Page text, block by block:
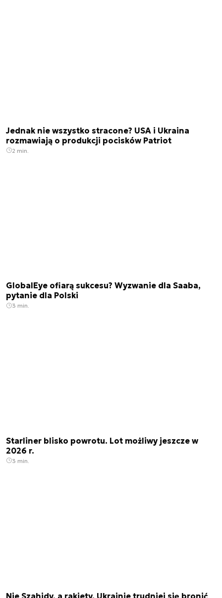
Jednak nie wszystko stracone? USA i Ukraina
rozmawiają o produkcji pocisków Patriot
2 min.
GlobalEye ofiarą sukcesu? Wyzwanie dla Saaba,
pytanie dla Polski
3 min.
Starliner blisko powrotu. Lot możliwy jeszcze w
2026 r.
3 min.
Nie Szahidy, a rakiety. Ukrainie trudniej się bronić